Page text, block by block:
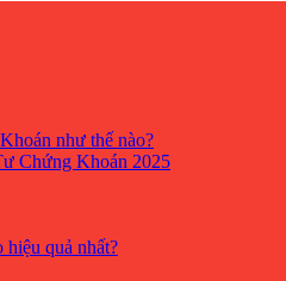
như thế nào?
Chứng Khoán 2025
quả nhất?